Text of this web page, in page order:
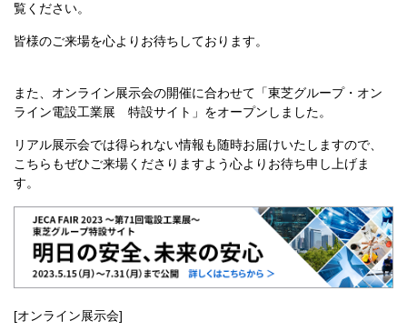
覧ください。
皆様のご来場を心よりお待ちしております。
また、オンライン展示会の開催に合わせて「東芝グループ・オン
ライン電設工業展 特設サイト」をオープンしました。
リアル展示会では得られない情報も随時お届けいたしますので、
こちらもぜひご来場くださりますよう心よりお待ち申し上げま
す。
[オンライン展示会]